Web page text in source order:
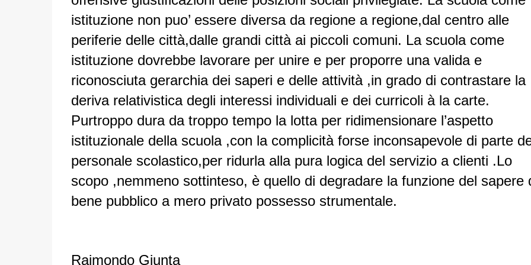
istituzione non puo’ essere diversa da regione a regione,dal centro alle
periferie delle città,dalle grandi città ai piccoli comuni. La scuola come
istituzione dovrebbe lavorare per unire e per proporre una valida e
riconosciuta gerarchia dei saperi e delle attività ,in grado di contrastare la
deriva relativistica degli interessi individuali e dei curricoli à la carte.
Purtroppo dura da troppo tempo la lotta per ridimensionare l’aspetto
istituzionale della scuola ,con la complicità forse inconsapevole di parte
personale scolastico,per ridurla alla pura logica del servizio a clienti .Lo
scopo ,nemmeno sottinteso, è quello di degradare la funzione del sapere
bene pubblico a mero privato possesso strumentale.
Raimondo Giunta